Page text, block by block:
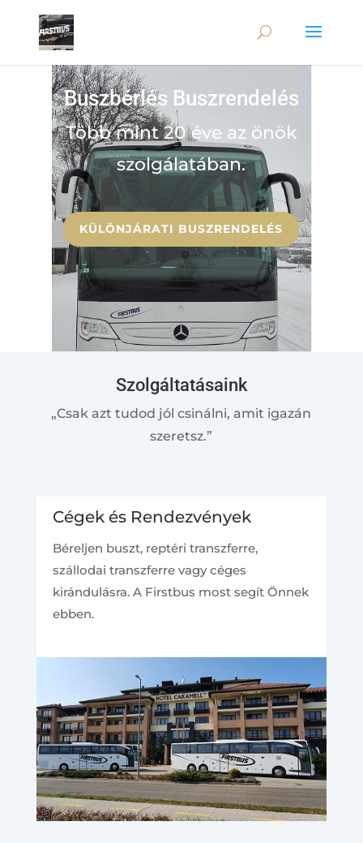
Buszbérlés Buszrendelés
Több mint 20 éve az önök
szolgálatában.
KÜLÖNJÁRATI BUSZRENDELÉS
Szolgáltatásaink
„Csak azt tudod jól csinálni, amit igazán
szeretsz.”
Cégek és Rendezvények
Béreljen buszt, reptéri transzferre,
szállodai transzferre vagy céges
kirándulásra. A Firstbus most segít Önnek
ebben.